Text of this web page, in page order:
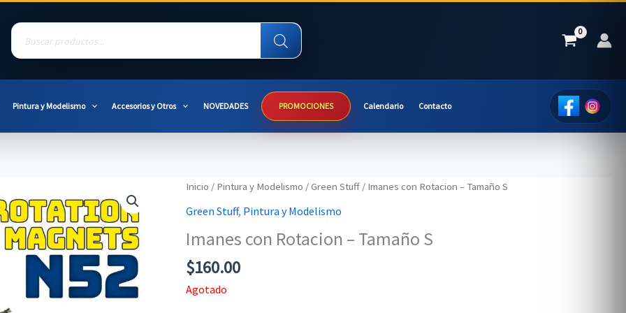
Products
search
Pintura y Modelismo Accesorios y Otros NOVEDADES PROMOCIONES Calendario Contacto
Inicio / Pintura y Modelismo /Green Stuff/ Imanes con Rotacion – Tamaño S
Green Stuff, Pintura y Modelismo
Imanes con Rotacion – Tamaño S
$160.00
Agotado